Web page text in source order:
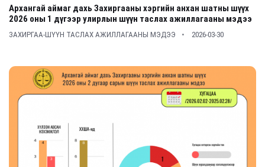
Архангай аймаг дахь Захиргааны хэргийн анхан шатны шүүх
2026 оны 1 дүгээр улирлын шүүн таслах ажиллагааны мэдээ
ЗАХИРГАА-ШҮҮН ТАСЛАХ АЖИЛЛАГААНЫ МЭДЭЭ 2026-03-30